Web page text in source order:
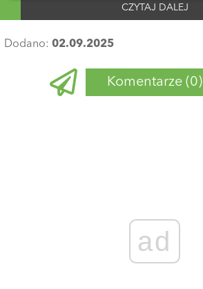
CZYTAJ DALEJ
Dodano: 02.09.2025
Komentarze (0)
ad